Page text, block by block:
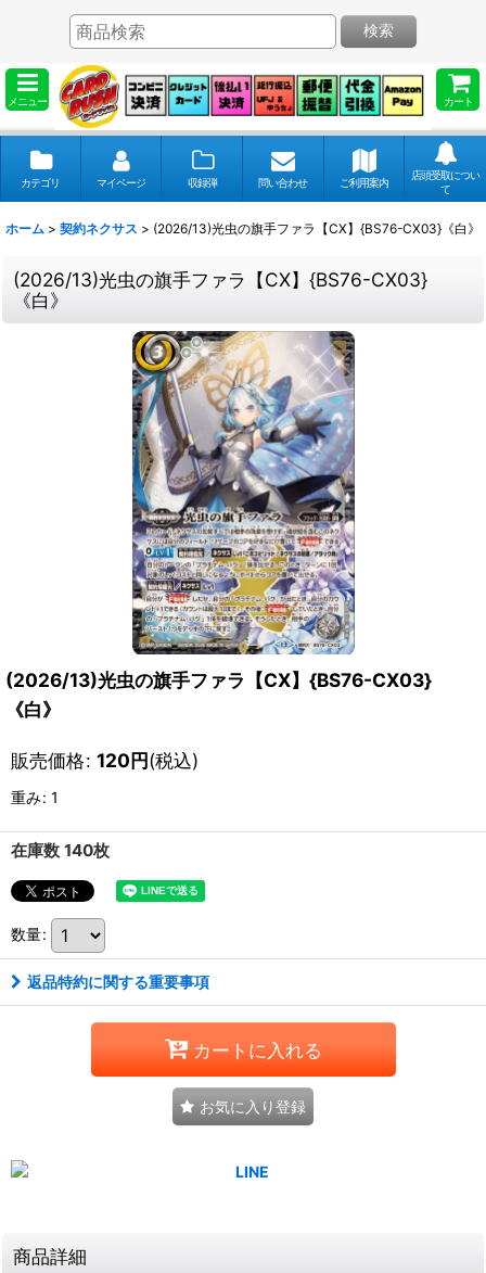
メニュー カート
検索
カテゴリ マイページ 収録弾 問い合わせ ご利用案内
店頭受取につい
て
ホーム > 契約ネクサス > (2026/13)光虫の旗手ファラ【CX】{BS76-CX03}《白》
(2026/13)光虫の旗手ファラ【CX】{BS76-CX03}
《白》
(2026/13)光虫の旗手ファラ【CX】{BS76-CX03}
《白》
販売価格: 120円(税込)
重み: 1
在庫数 140枚
数量:
返品特約に関する重要事項
カートに入れる
お気に入り登録
商品詳細